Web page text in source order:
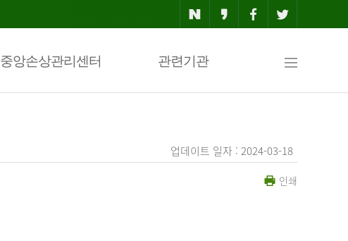
중앙손상관리센터 관련기관
업데이트 일자 : 2024-03-18
인쇄